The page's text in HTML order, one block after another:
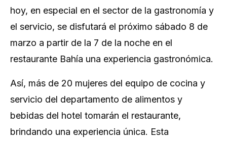
hoy, en especial en el sector de la gastronomía y
el servicio, se disfutará el próximo sábado 8 de
marzo a partir de la 7 de la noche en el
restaurante Bahía una experiencia gastronómica.
Así, más de 20 mujeres del equipo de cocina y
servicio del departamento de alimentos y
bebidas del hotel tomarán el restaurante,
brindando una experiencia única. Esta